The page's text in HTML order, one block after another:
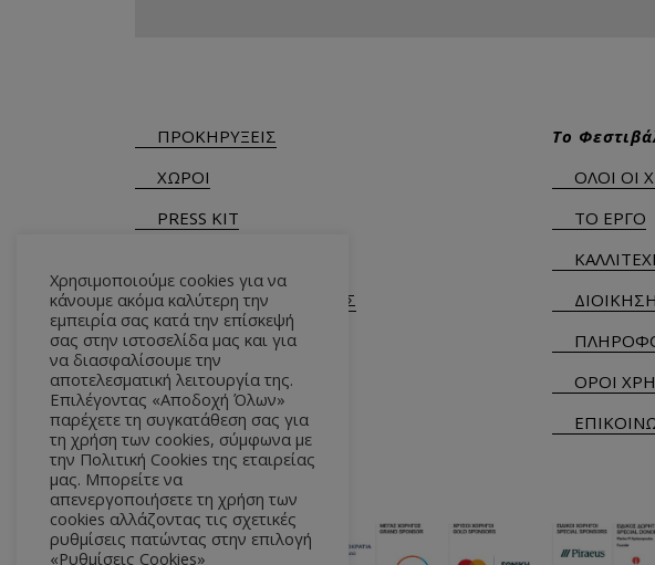
ΠΡΟΚΗΡΥΞΕΙΣ
ΧΩΡΟΙ
PRESS KIT
ΓΕΝΙΚΕΣ ΠΛΗΡΟΦΟΡΙΕΣ
Τ. +30 210 9282900/ 901
Το
ΟΛΟΙ ΟΙ
ΤΟ ΕΡΓΟ
ΔΙΟΙΚΗΣΗ
ΟΡΟΙ
Χρησιμοποιούμε cookies για να
κάνουμε ακόμα καλύτερη την
εμπειρία σας κατά την επίσκεψή
σας στην ιστοσελίδα μας και για
να διασφαλίσουμε την
αποτελεσματική λειτουργία της.
Επιλέγοντας «Αποδοχή Όλων»
παρέχετε τη συγκατάθεση σας για
τη χρήση των cookies, σύμφωνα με
την Πολιτική Cookies της εταιρείας
μας. Μπορείτε να
απενεργοποιήσετε τη χρήση των
cookies αλλάζοντας τις σχετικές
ρυθμίσεις πατώντας στην επιλογή
«Ρυθμίσεις Cookies»